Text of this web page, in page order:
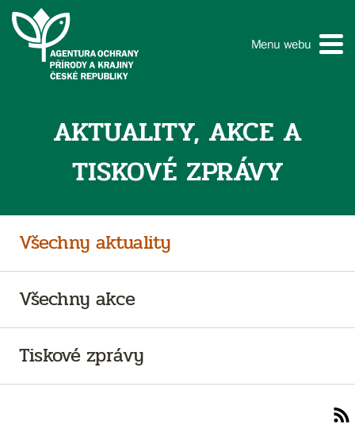
Menu webu
AKTUALITY, AKCE A
TISKOVÉ ZPRÁVY
Všechny aktuality
Všechny akce
Tiskové zprávy